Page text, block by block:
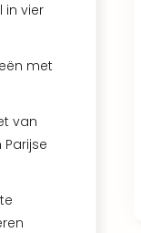
in vier
met
van